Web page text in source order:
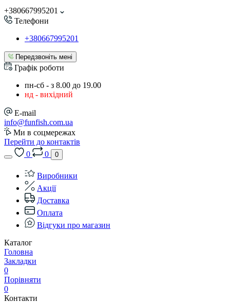
+380667995201
Телефони
+380667995201
Передзвоніть мені
Графік роботи
пн-сб - з 8.00 до 19.00
нд - вихідний
E-mail
info@funfish.com.ua
Ми в соцмережах
Перейти до контактів
0
0 0
Виробники
Акції
Доставка
Оплата
Відгуки про магазин
Каталог
Головна
Закладки
0
Порівняти
0
Контакти